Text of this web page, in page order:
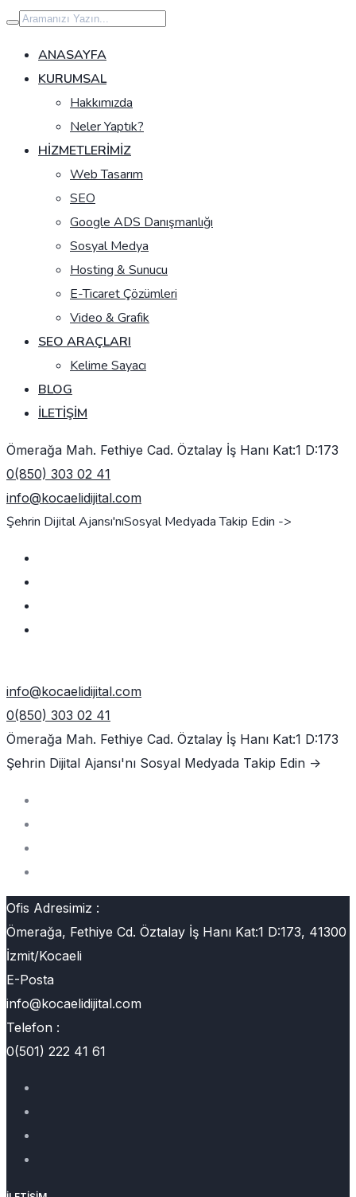
İçeriğe
geç
ANASAYFA
KURUMSAL
Hakkımızda
Neler Yaptık?
HIZMETLERIMIZ
Web Tasarım
SEO
Google ADS Danışmanlığı
Sosyal Medya
Hosting & Sunucu
E-Ticaret Çözümleri
Video & Grafik
SEO ARAÇLARI
Kelime Sayacı
BLOG
İLETIŞIM
Ömerağa Mah. Fethiye Cad. Öztalay İş Hanı Kat:1 D:173
0(850) 303 02 41
info@kocaelidijital.com
Şehrin Dijital Ajansı'nıSosyal Medyada Takip Edin ->
info@kocaelidijital.com
0(850) 303 02 41
Ömerağa Mah. Fethiye Cad. Öztalay İş Hanı Kat:1 D:173
Şehrin Dijital Ajansı'nı Sosyal Medyada Takip Edin ->
Ofis Adresimiz :
Ömerağa, Fethiye Cd. Öztalay İş Hanı Kat:1 D:173, 41300
İzmit/Kocaeli
E-Posta
info@kocaelidijital.com
Telefon :
0(501) 222 41 61